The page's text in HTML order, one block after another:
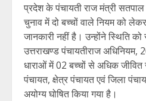
प्रदेश के पंचायती राज मंत्री
चुनाव में दो बच्चों वाले नियम को
जानकारी नहीं है। उन्होंने स्थिति
उत्तराखण्ड पंचायतीराज अधिनियम,
धाराओं में 02 बच्चों से अधिक जीवित
पंचायत, क्षेत्र पंचायत एवं जिला
अयोग्य घोषित किया गया है।